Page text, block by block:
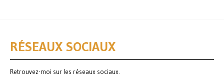
RÉSEAUX SOCIAUX
Retrouvez-moi sur les réseaux sociaux.